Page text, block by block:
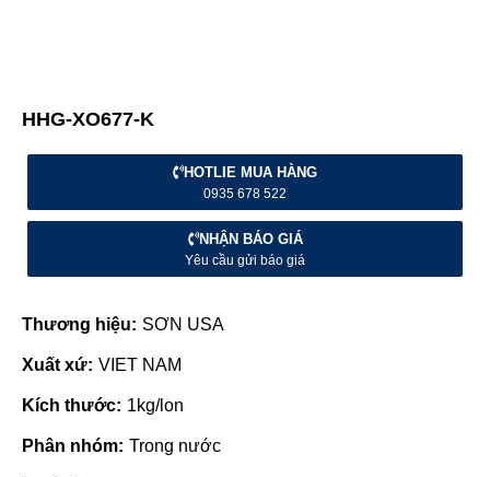
HHG-XO677-K
HOTLIE MUA HÀNG
0935 678 522
NHẬN BÁO GIÁ
Yêu cầu gửi báo giá
Thương hiệu: SƠN USA
Xuất xứ: VIET NAM
Kích thước: 1kg/lon
Phân nhóm: Trong nước